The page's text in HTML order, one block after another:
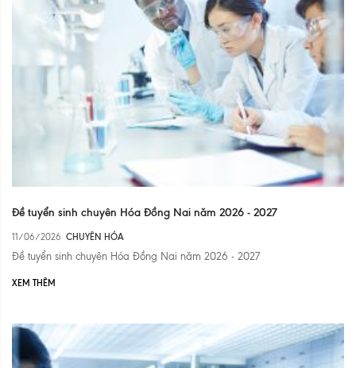
Đề tuyển sinh chuyên Hóa Đồng Nai năm 2026 - 2027
11/06/2026 CHUYÊN HÓA
Đề tuyển sinh chuyên Hóa Đồng Nai năm 2026 - 2027
XEM THÊM